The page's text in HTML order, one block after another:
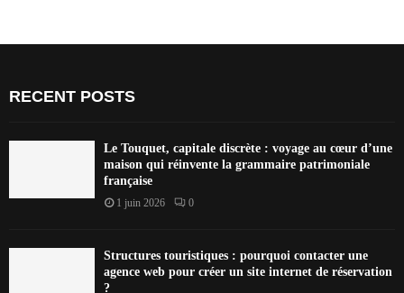
RECENT POSTS
Le Touquet, capitale discrète : voyage au cœur d’une
maison qui réinvente la grammaire patrimoniale
française
1 juin 2026 0
Structures touristiques : pourquoi contacter une
agence web pour créer un site internet de réservation
?